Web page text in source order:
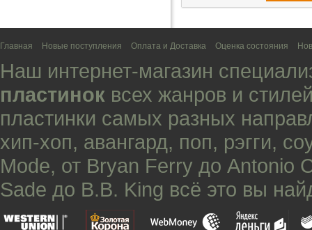
Главная Новые поступления Оплата и Доставка Оценка состояния
Наш интернет-магазин
пластинок всех жанров и
пластинки самых разных
хип-хоп, авангард, поп, рэгги,
Mode, от Bryan Ferry до Antonio
Sade до B.B. King всё это вы